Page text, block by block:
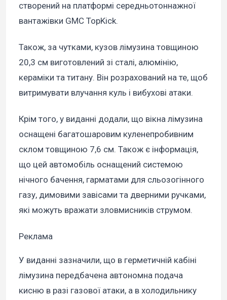
створений на платформі середньотоннажної
вантажівки GMC TopKick.
Також, за чутками, кузов лімузина товщиною
20,3 см виготовлений зі сталі, алюмінію,
кераміки та титану. Він розрахований на те, щоб
витримувати влучання куль і вибухові атаки.
Крім того, у виданні додали, що вікна лімузина
оснащені багатошаровим куленепробивним
склом товщиною 7,6 см. Також є інформація,
що цей автомобіль оснащений системою
нічного бачення, гарматами для сльозогінного
газу, димовими завісами та дверними ручками,
які можуть вражати зловмисників струмом.
Реклама
У виданні зазначили, що в герметичній кабіні
лімузина передбачена автономна подача
кисню в разі газової атаки, а в холодильнику